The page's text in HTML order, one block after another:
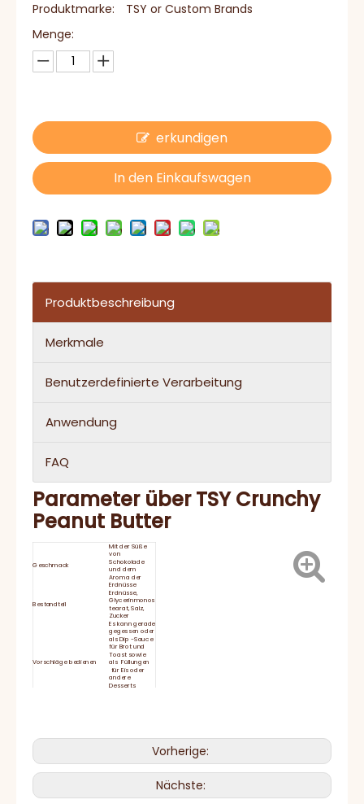
Produktmarke:
TSY or Custom Brands
Menge:
erkundigen
In den Einkaufswagen
Produktbeschreibung
Merkmale
Benutzerdefinierte Verarbeitung
Anwendung
FAQ
Parameter über TSY Crunchy
Peanut Butter
Geschmack
Mit der Süße
von
Schokolade
und dem
Aroma der
Erdnüsse
Bestandteil
Erdnüsse,
Glycerinmonos
tearat, Salz,
Zucker
Vorschläge bedienen
Es kann gerade
gegessen oder
als Dip -Sauce
für Brot und
Toast sowie
als Füllungen
für Eis oder
andere
Desserts
ErnährungsinformationenGesamtfett
bei
Vorherige:
Nächste: